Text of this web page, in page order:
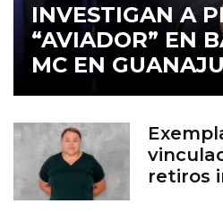
INVESTIGAN A
“AVIADOR” EN
MC EN
retiros